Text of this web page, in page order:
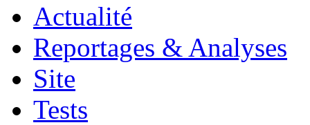
Actualité
Reportages & Analyses
Site
Tests